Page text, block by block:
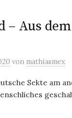
– Aus
von mathiasmex
Sekte am